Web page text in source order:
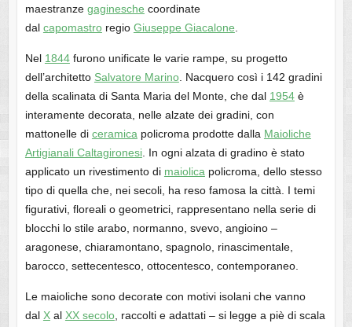
maestranze gaginesche coordinate
dal capomastroregio Giuseppe Giacalone
Nel 1844furono unificate le varie rampe, su progetto
dell’architetto Salvatore Marino. Nacquero così i 142 gradini
della scalinata di Santa Maria del Monte, che dal 1954è
interamente decorata, nelle alzate dei gradini, con
mattonelle di ceramica policroma prodotte dalla Maioliche
Artigianali Caltagironesi. In ogni alzata di gradino è stato
applicato un rivestimento di maiolica policroma, dello stesso
tipo di quella che, nei secoli, ha reso famosa la città. I temi
figurativi, floreali o geometrici, rappresentano nella serie di
blocchi lo stile arabo, normanno, svevo, angioino –
aragonese, chiaramontano, spagnolo, rinascimentale,
barocco, settecentesco, ottocentesco, contemporaneo.
Le maioliche sono decorate con motivi isolani che vanno
dal Xal XX secolo, raccolti e adattati – si legge a piè di scala